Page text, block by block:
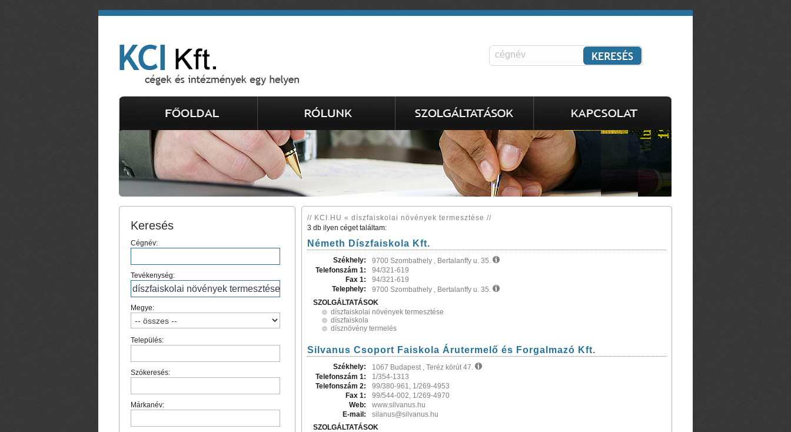
Keresés
Cégnév:
Tevékenység:
Megye:
Település:
Szókeresés:
Márkanév:
// KCI.HU « díszfaiskolai növények termesztése //
3 db ilyen céget találtam:
Németh Díszfaiskola Kft.
Székhely:
9700 Szombathely , Bertalanffy u. 35.
Telefonszám 1:
94/321-619
Fax 1:
94/321-619
Telephely:
9700 Szombathely , Bertalanffy u. 35.
SZOLGÁLTATÁSOK
díszfaiskolai növények termesztése
díszfaiskola
dísznövény termelés
Silvanus Csoport Faiskola Árutermelő és Forgalmazó Kft.
Székhely:
1067 Budapest , Teréz körút 47.
Telefonszám 1:
1/354-1313
Telefonszám 2:
99/380-961, 1/269-4953
Fax 1:
99/544-002, 1/269-4970
Web:
www.silvanus.hu
E-mail:
silanus@silvanus.hu
SZOLGÁLTATÁSOK